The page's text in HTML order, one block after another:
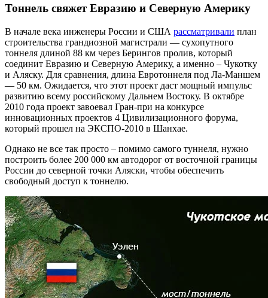
Тоннель свяжет Евразию и Северную Америку
В начале века инженеры России и США рассматривали план
строительства грандиозной магистрали — сухопутного
тоннеля длиной 88 км через Берингов пролив, который
соединит Евразию и Северную Америку, а именно – Чукотку
и Аляску. Для сравнения, длина Евротоннеля под Ла-Маншем
— 50 км. Ожидается, что этот проект даст мощный импульс
развитию всему российскому Дальнем Востоку. В октябре
2010 года проект завоевал Гран-при на конкурсе
инновационных проектов 4 Цивилизационного форума,
который прошел на ЭКСПО-2010 в Шанхае.
Однако не все так просто – помимо самого туннеля, нужно
построить более 200 000 км автодорог от восточной границы
России до северной точки Аляски, чтобы обеспечить
свободный доступ к тоннелю.